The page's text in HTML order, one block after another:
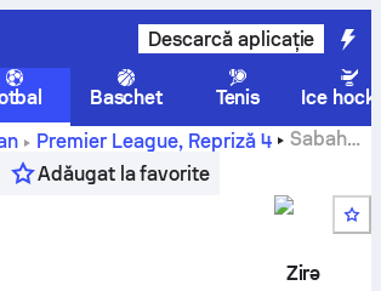
Descarcă aplicație
Baschet Tenis
Ice
Premier League, Repriză 4
Sabah
rezultate H2H, clasament și predicție
Adăugat la favorite
Zirə